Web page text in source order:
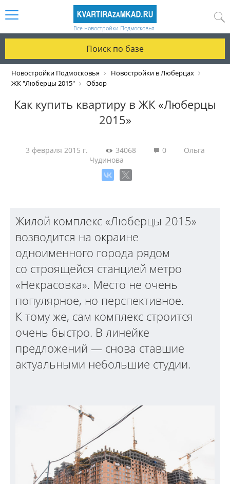
Все новостройки Подмосковья
Поиск по базе
Новостройки Подмосковья
Новостройки в Люберцах
ЖК "Люберцы 2015"
Обзор
Как купить квартиру в ЖК «Люберцы
2015»
3 февраля 2015 г. 34068 0
Ольга
Чудинова
Жилой комплекс «Люберцы 2015»
возводится на окраине
одноименного города рядом
со строящейся станцией метро
«Некрасовка». Место не очень
популярное, но перспективное.
К тому же, сам комплекс строится
очень быстро. В линейке
предложений — снова ставшие
актуальными небольшие студии.